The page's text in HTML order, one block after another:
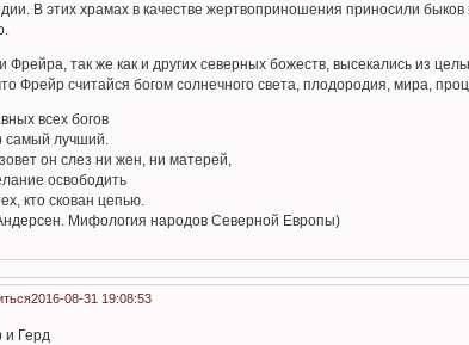
В этих храмах в качестве жертвоприношения приносили
Фрейра, так же как и других северных божеств, высекались из
Фрейр считайся богом солнечного света, плодородия, мира,
всех богов
самый лучший.
он слез ни жен, ни матерей,
освободить
кто скован цепью.
Мифология народов Северной Европы)
2016-08-31 19:08:53
и Герд